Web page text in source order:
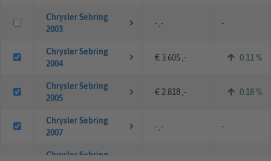
Chrysler Sebring
2003
- ,- -
Chrysler Sebring
2004
€ 3.605 ,- 0.11 %
Chrysler Sebring
2005
€ 2.818 ,- 0.18 %
Chrysler Sebring
2007
- ,- -
Chrysler Sebring